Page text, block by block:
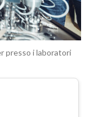
presso i laboratori